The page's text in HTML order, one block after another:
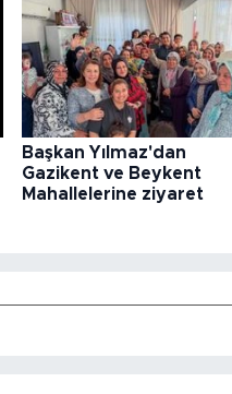
Başkan Yılmaz'dan
Gazikent ve Beykent
Mahallelerine ziyaret